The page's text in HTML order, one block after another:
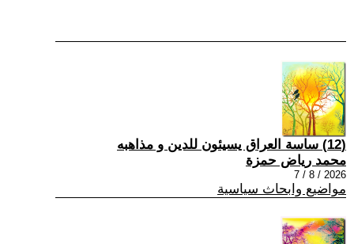
(12) ساسة العراق يسيئون للدين و مذاهبه
محمد رياض حمزة
2026 / 8 / 7
مواضيع وابحاث سياسية